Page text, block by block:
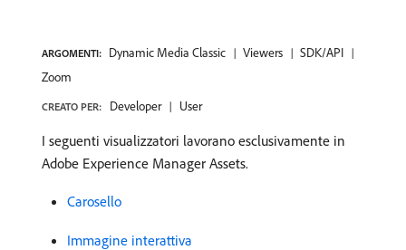
ARGOMENTI: Dynamic Media Classic Viewers
SDK/API
Zoom
CREATO PER: Developer User
I seguenti visualizzatori lavorano esclusivamente in
Adobe Experience Manager Assets.
Carosello
Immagine interattiva